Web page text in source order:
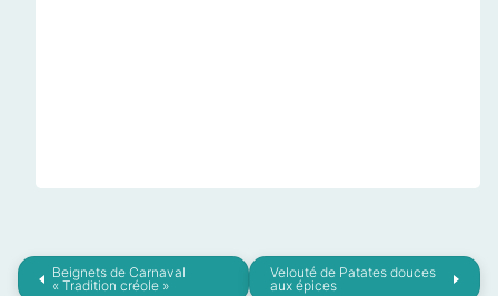
Beignets de Carnaval
« Tradition créole »
Velouté de Patates douces
aux épices